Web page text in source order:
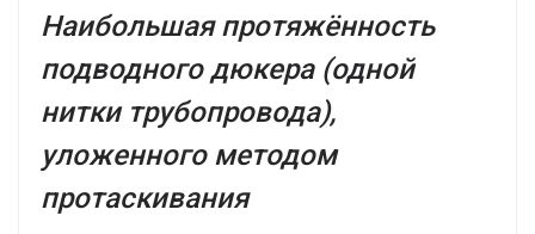
Наибольшая протяжённость
подводного дюкера (одной
нитки трубопровода),
уложенного методом
протаскивания